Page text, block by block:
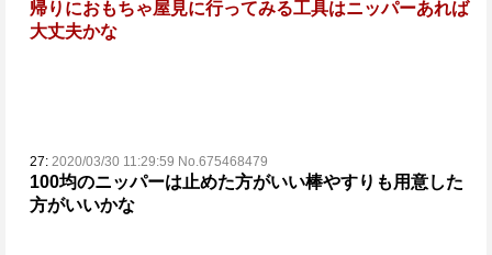
帰りにおもちゃ屋見に行ってみる工具はニッパーあれば
大丈夫かな
27: 2020/03/30 11:29:59 No.675468479
100均のニッパーは止めた方がいい棒やすりも用意した
方がいいかな